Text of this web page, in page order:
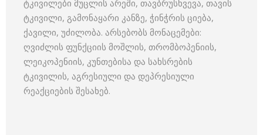
ტკივილები მუცლის არეში, თავბრუსხვევა, თავის
ტკივილი, გამონაყარი კანზე, ჭინჭრის ციება,
ქავილი, უძილობა. არსებობს მონაცემები:
ღვიძლის ფუნქციის მოშლის, თრომბოპენიის,
ლეიკოპენიის, კუნთებისა და სახსრების
ტკივილის, აგრესიული და დეპრესიული
რეაქციების შესახებ.